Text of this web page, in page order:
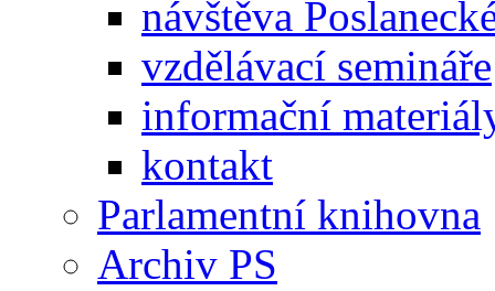
návštěva
vzdělávací semináře
informační
kontakt
Parlamentní knihovna
Archiv PS